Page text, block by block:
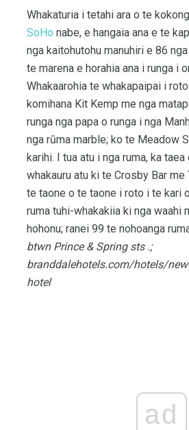
Whakaturia i tetahi ara o te
SoHo nabe, e hangaia ana e te
nga kaitohutohu manuhiri e 86
te marena e horahia ana i runga i
Whakaarohia te whakapaipai i
komihana Kit Kemp me nga
runga nga papa o runga i nga
nga rūma marble; ko te Meadow
karihi. I tua atu i nga ruma, ka
whakauru atu ki te Crosby Bar me
te taone o te taone i roto i te kari
ruma tuhi-whakakiia ki nga waahi
hohonu; ranei 99 te nohoanga
btwn Prince & Spring sts .;
branddalehotels.com/hotels/
hotel
ad